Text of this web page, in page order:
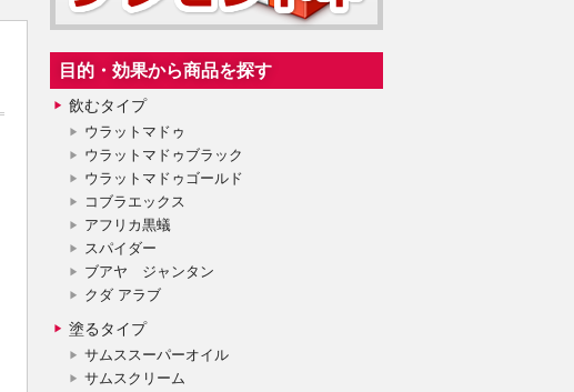
目的・効果から商品を探す
飲むタイプ
ウラットマドゥ
ウラットマドゥブラック
ウラットマドゥゴールド
コブラエックス
アフリカ黒蟻
スパイダー
ブアヤ ジャンタン
クダ アラブ
塗るタイプ
サムススーパーオイル
サムスクリーム